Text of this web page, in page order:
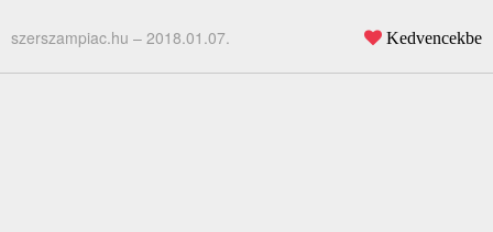
szerszampiac.hu – 2018.01.07. Kedvencekbe